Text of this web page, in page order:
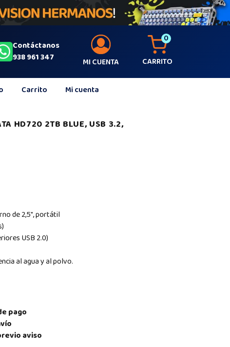
Contáctanos
938 961 347
MI CUENTA
0
CARRITO
Carrito Mi cuenta
HD720 2TB BLUE, USB 3.2,
de 2,5″, portátil
USB 2.0)
al agua y al polvo.
pago
aviso